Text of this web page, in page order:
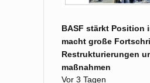
BASF stärkt Position
macht große
Restruk­turierungen
maß­nahmen
Vor 3 Tagen